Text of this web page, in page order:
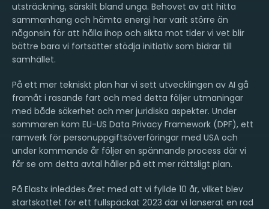
utsträckning, särskilt bland unga. Behovet av att hitta
sammanhang och hämta energi har varit större än
någonsin för att hålla ihop och sikta mot tider vi vet blir
bättre bara vi fortsätter stödja initiativ som bidrar till
samhället.
På ett mer tekniskt plan har vi sett utvecklingen av AI gå
framåt i rasande fart och med detta följer utmaningar
med både säkerhet och mer juridiska aspekter. Under
sommaren kom EU-US Data Privacy Framework (DPF), ett
ramverk för personuppgiftsöverföringar med USA och
under kommande år följer en spännande process där vi
får se om detta avtal håller på ett mer rättsligt plan.
På Elastx inleddes året med att vi fyllde 10 år, vilket blev
startskottet för ett fullspäckat 2023 där vi lanserat en rad